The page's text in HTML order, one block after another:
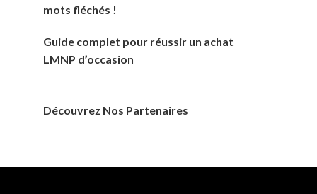
mots fléchés !
Guide complet pour réussir un achat
LMNP d’occasion
Découvrez Nos Partenaires